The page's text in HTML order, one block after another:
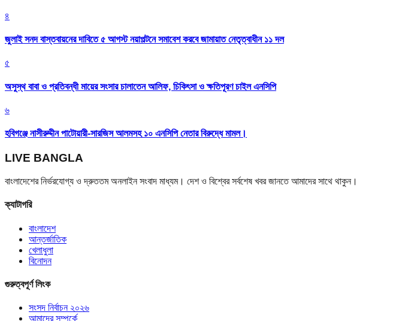
৪
জুলাই সনদ বাস্তবায়নের দাবিতে ৫ আগস্ট নয়াপল্টনে সমাবেশ করবে জামায়াত নেতৃত্বাধীন ১১ দল
৫
অসুস্থ বাবা ও প্রতিবন্ধী মায়ের সংসার চালাতেন আলিফ, চিকিৎসা ও ক্ষতিপূরণ চাইল এনসিপি
৬
হবিগঞ্জে নাসীরুদ্দীন পাটোয়ারী-সারজিস আলমসহ ১০ এনসিপি নেতার বিরুদ্ধে মামল।
LIVE BANGLA
বাংলাদেশের নির্ভরযোগ্য ও দ্রুততম অনলাইন সংবাদ মাধ্যম। দেশ ও বিশ্বের সর্বশেষ খবর জানতে আমাদের সাথে থাকুন।
ক্যাটাগরি
বাংলাদেশ
আন্তর্জাতিক
খেলাধুলা
বিনোদন
গুরুত্বপূর্ণ লিংক
সংসদ নির্বাচন ২০২৬
আমাদের সম্পর্কে